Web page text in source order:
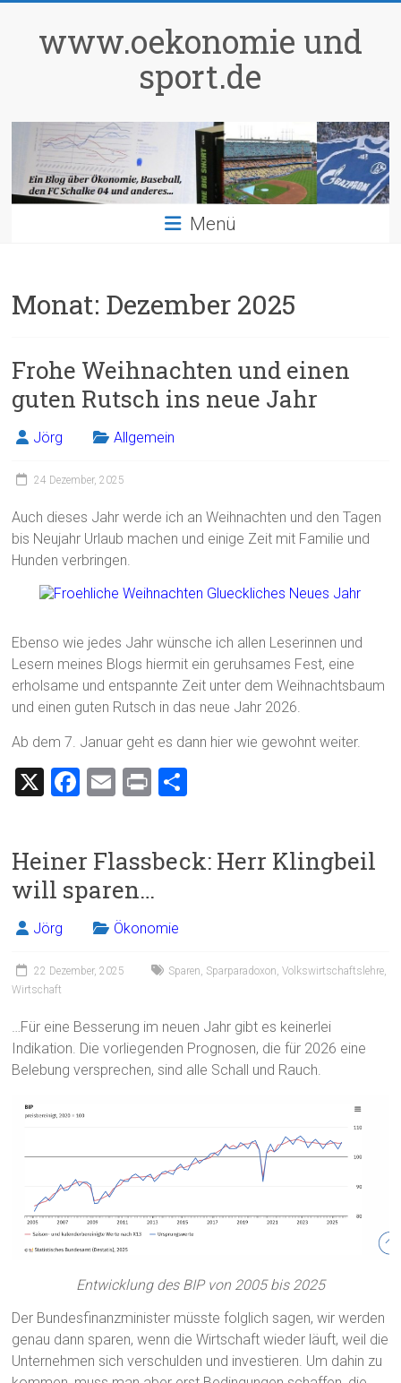
springenwww.oekonomie und
sport.de
Menü
Monat: Dezember 2025
Frohe Weihnachten und einen
guten Rutsch ins neue Jahr
Jörg Allgemein
24 Dezember, 2025
Auch dieses Jahr werde ich an Weihnachten und den Tagen
bis Neujahr Urlaub machen und einige Zeit mit Familie und
Hunden verbringen.
Ebenso wie jedes Jahr wünsche ich allen Leserinnen und
Lesern meines Blogs hiermit ein geruhsames Fest, eine
erholsame und entspannte Zeit unter dem Weihnachtsbaum
und einen guten Rutsch in das neue Jahr 2026.
Ab dem 7. Januar geht es dann hier wie gewohnt weiter.
X
F
b
o
ok
E
l
Pr
n
Heiner Flassbeck: Herr Klingbeil
will sparen…
Jörg Ökonomie
22 Dezember, 2025 Sparen, Sparparadoxon,Volkswirtschaftslehre,
Wirtschaft
…Für eine Besserung im neuen Jahr gibt es keinerlei
Indikation. Die vorliegenden Prognosen, die für 2026 eine
Belebung versprechen, sind alle Schall und Rauch.
Entwicklung des BIP von 2005 bis 2025
Der Bundesfinanzminister müsste folglich sagen, wir werden
genau dann sparen, wenn die Wirtschaft wieder läuft, weil die
Unternehmen sich verschulden und investieren. Um dahin zu